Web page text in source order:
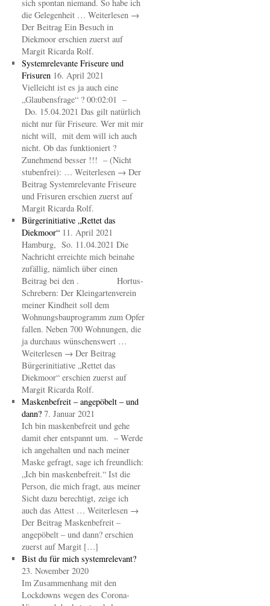
sich spontan niemand. So habe ich
die Gelegenheit … Weiterlesen →
Der Beitrag Ein Besuch in
Diekmoor erschien zuerst auf
Margit Ricarda Rolf.
Systemrelevante Friseure und
Frisuren 16. April 2021
Vielleicht ist es ja auch eine
„Glaubensfrage“ ? 00:02:01 –
Do. 15.04.2021 Das gilt natürlich
nicht nur für Friseure. Wer mit mir
nicht will, mit dem will ich auch
nicht. Ob das funktioniert ?
Zunehmend besser !!! – (Nicht
stubenfrei): … Weiterlesen → Der
Beitrag Systemrelevante Friseure
und Frisuren erschien zuerst auf
Margit Ricarda Rolf.
Bürgerinitiative „Rettet das
Diekmoor“ 11. April 2021
Hamburg, So. 11.04.2021 Die
Nachricht erreichte mich beinahe
zufällig, nämlich über einen
Beitrag bei den . Hortus-
Schrebern: Der Kleingartenverein
meiner Kindheit soll dem
Wohnungsbauprogramm zum Opfer
fallen. Neben 700 Wohnungen, die
ja durchaus wünschenswert …
Weiterlesen → Der Beitrag
Bürgerinitiative „Rettet das
Diekmoor“ erschien zuerst auf
Margit Ricarda Rolf.
Maskenbefreit – angepöbelt – und
dann? 7. Januar 2021
Ich bin maskenbefreit und gehe
damit eher entspannt um. – Werde
ich angehalten und nach meiner
Maske gefragt, sage ich freundlich:
„Ich bin maskenbefreit.“ Ist die
Person, die mich fragt, aus meiner
Sicht dazu berechtigt, zeige ich
auch das Attest … Weiterlesen →
Der Beitrag Maskenbefreit –
angepöbelt – und dann? erschien
zuerst auf Margit […]
Bist du für mich systemrelevant?
23. November 2020
Im Zusammenhang mit den
Lockdowns wegen des Corona-